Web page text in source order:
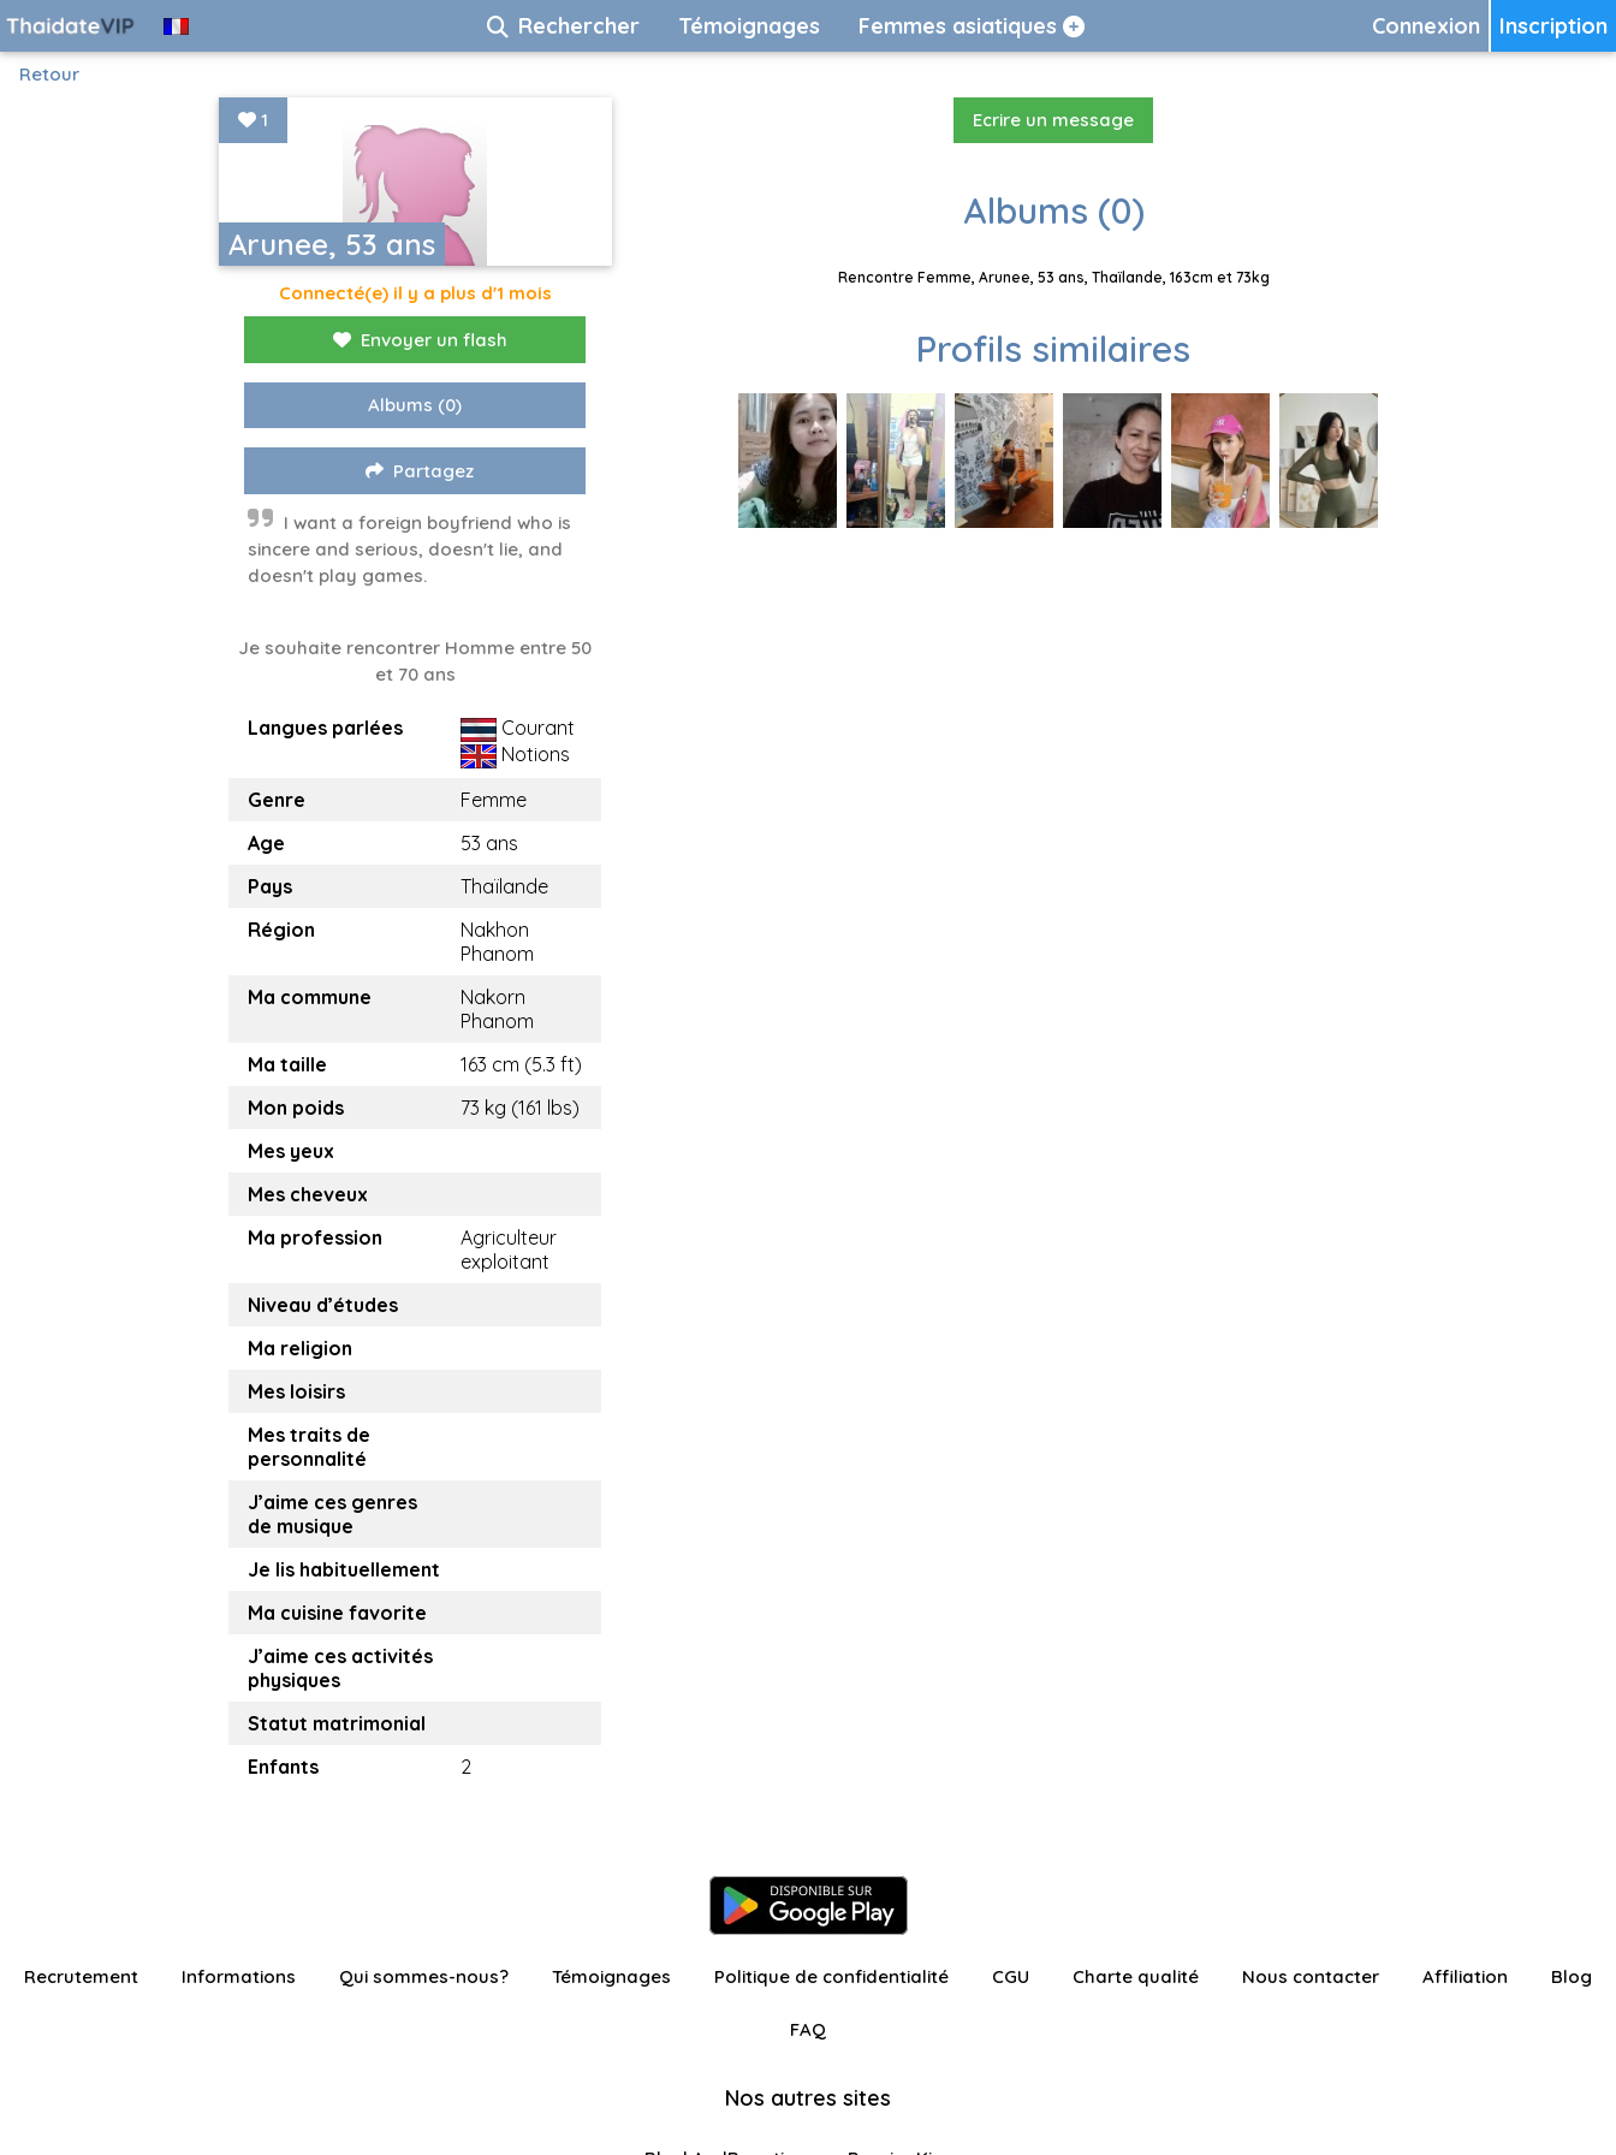
Inscription
Connexion
Rechercher Témoignages Femmes asiatiques
Retour
Arunee, 53 ans
1
Connecté(e) il y a plus d'1 mois
Envoyer un flash
Albums (0)
Partagez
I want a foreign boyfriend who is
sincere and serious, doesn't lie, and
doesn't play games.
Je souhaite rencontrer Homme entre 50
et 70 ans
Langues parlées
Courant
Notions
Genre
Femme
Age
53 ans
Pays
Thaïlande
Région
Nakhon
Phanom
Ma commune
Nakorn
Phanom
Ma taille
163 cm (5.3 ft)
Mon poids
73 kg (161 lbs)
Mes yeux
Mes cheveux
Ma profession
Agriculteur
exploitant
Niveau d’études
Ma religion
Mes loisirs
Mes traits de
personnalité
J’aime ces genres
de musique
Je lis habituellement
Ma cuisine favorite
J’aime ces activités
physiques
Statut matrimonial
Enfants
2
Ecrire un message
Albums (0)
Rencontre Femme, Arunee, 53 ans, Thaïlande, 163cm et 73kg
Profils similaires
Recrutement Informations Qui sommes-nous? Témoignages Politique de confidentialité CGU Charte qualité Nous contacter Affiliation Blog
FAQ
Nos autres sites